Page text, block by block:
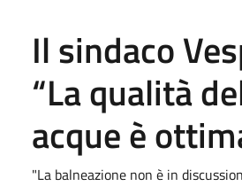
Il sindaco
“La qualità
acque è
"La balneazione non è in